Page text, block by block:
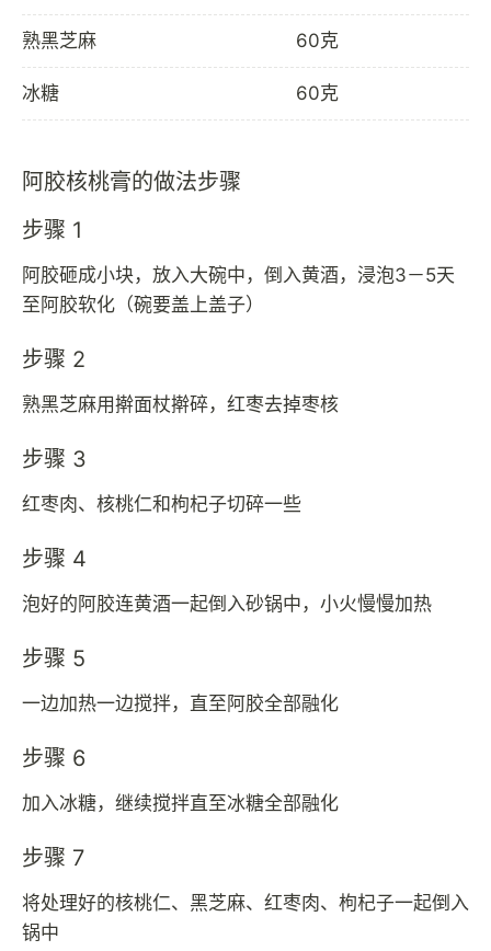
熟黑芝麻 60克
冰糖 60克
阿胶核桃膏的做法步骤
步骤 1
阿胶砸成小块，放入大碗中，倒入黄酒，浸泡3－5天
至阿胶软化（碗要盖上盖子）
步骤 2
熟黑芝麻用擀面杖擀碎，红枣去掉枣核
步骤 3
红枣肉、核桃仁和枸杞子切碎一些
步骤 4
泡好的阿胶连黄酒一起倒入砂锅中，小火慢慢加热
步骤 5
一边加热一边搅拌，直至阿胶全部融化
步骤 6
加入冰糖，继续搅拌直至冰糖全部融化
步骤 7
将处理好的核桃仁、黑芝麻、红枣肉、枸杞子一起倒入
锅中